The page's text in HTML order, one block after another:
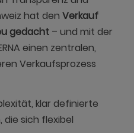
hat den Verkauf
gedacht– und mit der
einen zentralen,
Verkaufsprozess
klar definierte
sich flexibel